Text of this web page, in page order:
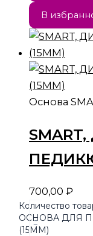
В
Основа
700,00 ₽
-
Количество
ОСНОВА ДЛЯ
(15ММ)